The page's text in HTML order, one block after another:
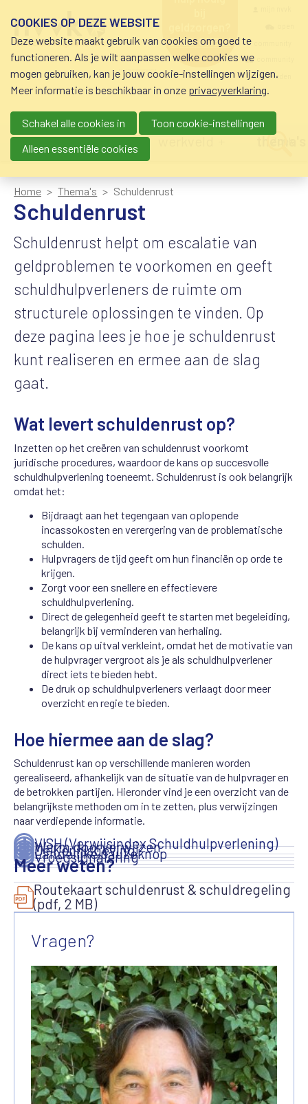
schuldhulp • sociaal
krediet • budgetbeheer •
beschermingsbewind
0800-8115.nl
nvvk-leden
Main navigation
nieuws agenda
Home Thema's Schuldenrust
Schuldenrust
Schuldenrust helpt om escalatie van
geldproblemen te voorkomen en geeft
schuldhulpverleners de ruimte om
structurele oplossingen te vinden. Op
deze pagina lees je hoe je schuldenrust
kunt realiseren en ermee aan de slag
gaat.
Wat levert schuldenrust op?
Inzetten op het creëren van schuldenrust voorkomt
juridische procedures, waardoor de kans op succesvolle
schuldhulpverlening toeneemt. Schuldenrust is ook belangrijk
omdat het:
Bijdraagt aan het tegengaan van oplopende
incassokosten en verergering van de problematische
schulden.
Hulpvragers de tijd geeft om hun financiën op orde te
krijgen.
Zorgt voor een snellere en effectievere
schuldhulpverlening.
Direct de gelegenheid geeft te starten met begeleiding,
belangrijk bij verminderen van herhaling.
De kans op uitval verkleint, omdat het de motivatie van
de hulpvrager vergroot als je als schuldhulpverlener
direct iets te bieden hebt.
De druk op schuldhulpverleners verlaagt door meer
overzicht en regie te bieden.
Hoe hiermee aan de slag?
Schuldenrust kan op verschillende manieren worden
gerealiseerd, afhankelijk van de situatie van de hulpvrager en
de betrokken partijen. Hieronder vind je een overzicht van de
belangrijkste methoden om in te zetten, plus verwijzingen
naar verdiepende informatie.
Vroegsignalering
Landelijke pauzeknop
De Kennisgeving
Warm doorverwijzen
VISH (Verwijsindex Schuldhulpverlening)
Meer weten?
Routekaart schuldenrust & schuldregeling
(pdf, 2 MB)
Vragen?
COOKIES OP DEZE WEBSITE
Deze website maakt gebruik van cookies om goed te
functioneren. Als je wilt aanpassen welke cookies we
mogen gebruiken, kan je jouw cookie-instellingen wijzigen.
Meer informatie is beschikbaar in onze privacyverklaring.
Schakel alle cookies in
Toon cookie-instellingen
Alleen essentiële cookies